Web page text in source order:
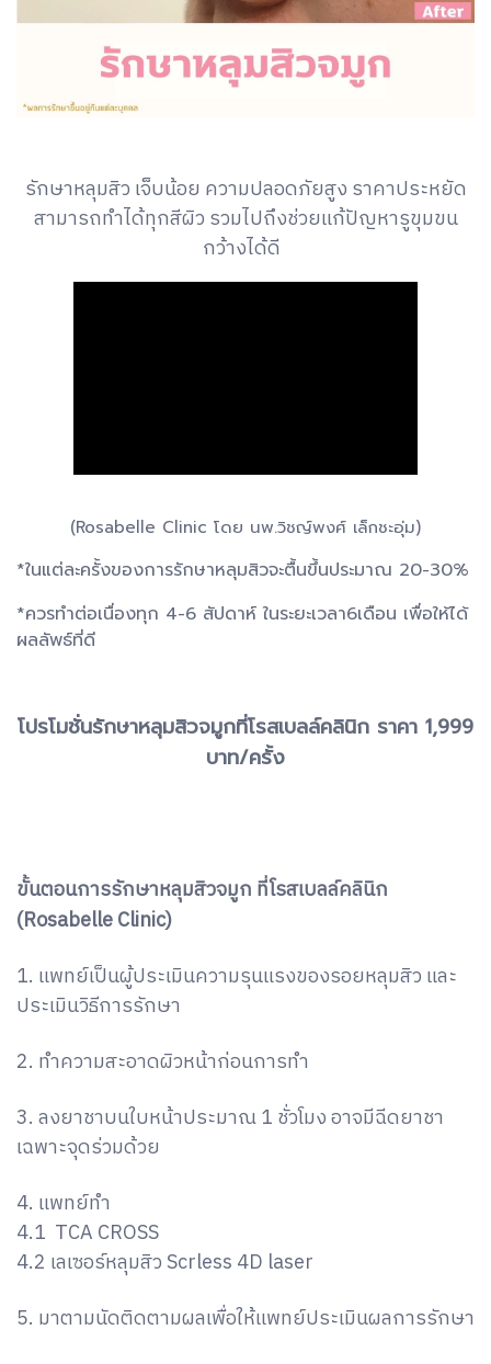
รักษาหลุมสิว เจ็บน้อย ความปลอดภัยสูง ราคาประหยัด
สามารถทำได้ทุกสีผิว รวมไปถึงช่วยแก้ปัญหารูขุมขน
กว้างได้ดี
(Rosabelle Clinic โดย นพ.วิชญ์พงศ์ เล็กชะอุ่ม)
*ในแต่ละครั้งของการรักษาหลุมสิวจะตื้นขึ้นประมาณ 20-30%
*ควรทำต่อเนื่องทุก 4-6 สัปดาห์ ในระยะเวลา6เดือน เพื่อให้ได้
ผลลัพธ์ที่ดี
โปรโมชั่นรักษาหลุมสิวจมูกที่โรสเบลล์คลินิก ราคา 1,999
บาท/ครั้ง
ขั้นตอนการรักษาหลุมสิวจมูก ที่โรสเบลล์คลินิก
(Rosabelle Clinic)
1. แพทย์เป็นผู้ประเมินความรุนแรงของรอยหลุมสิว และ
ประเมินวิธีการรักษา
2. ทำความสะอาดผิวหน้าก่อนการทำ
3. ลงยาชาบนใบหน้าประมาณ 1 ชั่วโมง อาจมีฉีดยาชา
เฉพาะจุดร่วมด้วย
4. แพทย์ทำ
4.1 TCA CROSS
4.2 เลเซอร์หลุมสิว Scrless 4D laser
5. มาตามนัดติดตามผลเพื่อให้แพทย์ประเมินผลการรักษา